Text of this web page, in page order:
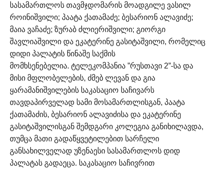
სასამართლოს თავმჯდომარის მოადგილე ვასილ
როინიშვილი; პაატა ქათამაძე; ბესარიონ ალავიძე;
მაია ვაჩაძე; ზურაბ ძლიერიშვილი; გიორგი
შავლიაშვილი და ეკატერინე გასიტაშვილი, რომელიც
დიდი პალატის წინაშე საქმის
მომხსენებელია. ტელეკომპანია ”რუსთავი 2”-სა და
მისი მფლობელების, ძმებ ლევან და გია
ყარამანიშვილების საკასაციო საჩივარს
თავდაპირველად სამი მოსამართლისგან, პაატა
ქათამაძის, ბესარიონ ალავიძისა და ეკატერინე
გასიტაშვილისგან შემდგარი კოლეგია განიხილავდა,
თუმცა მათი გადაწყვეტილებით სარჩელი
განსახილველად უზენაესი სასამართლოს დიდ
პალატას გადაეცა. საკასაციო საჩივრით